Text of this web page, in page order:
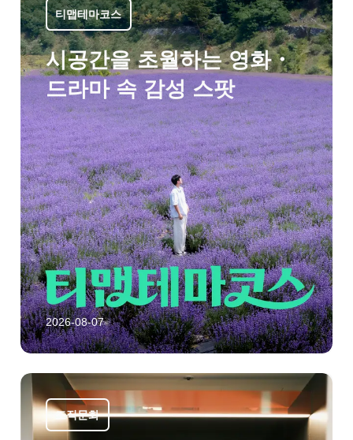
티맵테마코스
시공간을 초월하는 영화・
드라마 속 감성 스팟
2026-08-07
조직문화